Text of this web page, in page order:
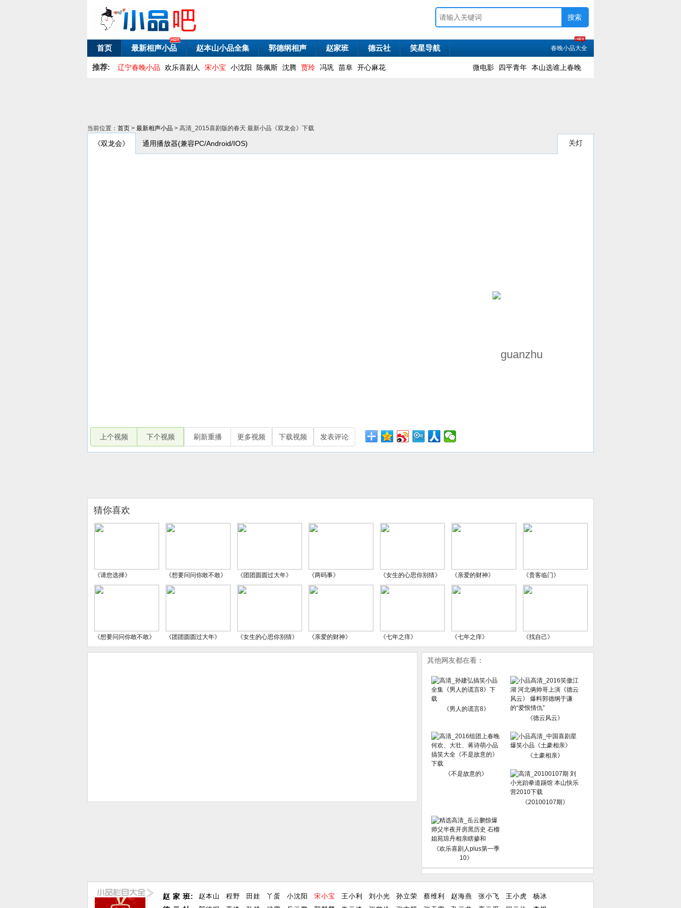
首页 最新相声小品 赵本山小品全集 郭德纲相声 赵家班 德云社 笑星导航 春晚小品大全
推荐: 辽宁春晚小品 欢乐喜剧人 宋小宝 小沈阳 陈佩斯 沈腾 贾玲 冯巩 苗阜 开心麻花 微电影 四平青年 本山选谁上春晚
当前位置： 首页 > 最新相声小品 > 高清_2015喜剧版的春天 最新小品《双龙会》下载
《双龙会》 通用播放器(兼容PC/Android/IOS) 关灯
上个视频 下个视频 刷新重播 更多视频 下载视频 发表评论
猜你喜欢
《请您选择》 《想要问问你敢不敢》 《团团圆圆过大年》 《两码事》 《女生的心思你别猜》 《亲爱的财神》 《贵客临门》
《想要问问你敢不敢》 《团团圆圆过大年》 《女生的心思你别猜》 《亲爱的财神》 《七年之痒》 《七年之痒》 《找自己》
其他网友都在看：
《男人的谎言8》
《德云风云》
《不是故意的》
《土豪相亲》
《20100107期》
《欢乐喜剧人plus第一季
10》
赵 家 班:
赵本山 程野 田娃 丫蛋 小沈阳 宋小宝 王小利 刘小光 孙立荣 蔡维利 赵海燕 张小飞 王小虎
杨冰